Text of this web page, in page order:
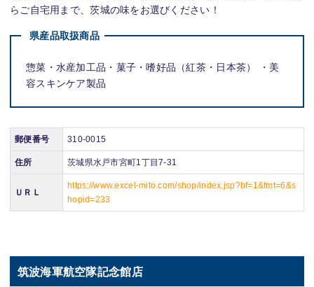
らご自宅用まで、茨城の味をお選びください！
県産品取扱商品
惣菜・水産加工品・菓子・嗜好品（紅茶・日本茶） ・美
容スキンケア製品
郵便番号 310-0015
住所 茨城県水戸市宮町1丁目7-31
ＵＲＬ
https://www.excel-mito.com/shop/index.jsp?bf=1&fmt=6&s
hopid=233
筑波海軍航空隊記念館店